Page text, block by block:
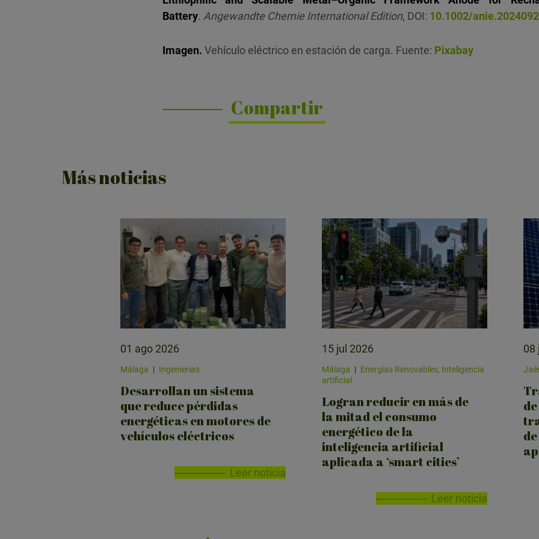
Battery. Angewandte Chemie International Edition, DOI: 10.1002/
Imagen. Vehículo eléctrico en estación de carga. Fuente: Pixabay
Compartir
Más noticias
01 ago 2026
Málaga | Ingenierías
Desarrollan un sistema
que reduce pérdidas
energéticas en motores de
vehículos eléctricos
Leer noticia
15 jul 2026
Málaga | Energías Renovables, Inteligencia
artificial
Logran reducir en más de
la mitad el consumo
energético de la
inteligencia artificial
aplicada a ‘smart cities’
Leer noticia
08